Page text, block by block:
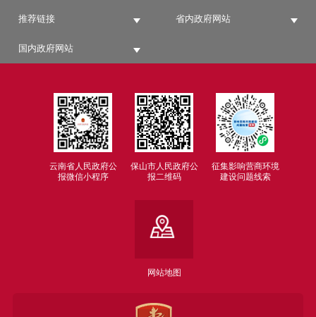
推荐链接 省内政府网站
国内政府网站
云南省人民政府公
报微信小程序
保山市人民政府公
报二维码
征集影响营商环境
建设问题线索
网站地图